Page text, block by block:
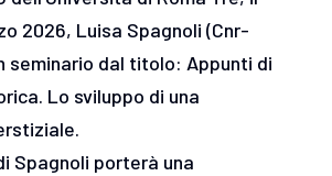
2026, Luisa Spagnoli (Cnr-
seminario dal titolo: Appunti di
Lo sviluppo di una
Spagnoli porterà una